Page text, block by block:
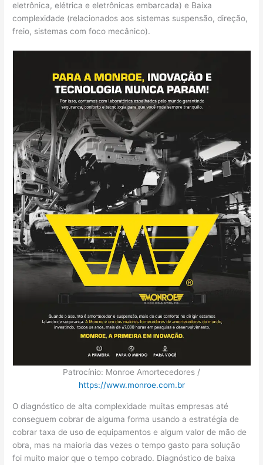
eletrônica, elétrica e eletrônicas embarcada) e Baixa
complexidade (relacionados aos sistemas suspensão, direção,
freio, sistemas com foco mecânico).
Patrocínio: Monroe Amortecedores /
https://www.monroe.com.br
O diagnóstico de alta complexidade muitas empresas até
conseguem cobrar de alguma forma usando a estratégia de
cobrar taxa de uso de equipamentos e algum valor de mão de
obra, mas na maioria das vezes o tempo gasto para solução
foi muito maior que o tempo cobrado. Diagnóstico de baixa